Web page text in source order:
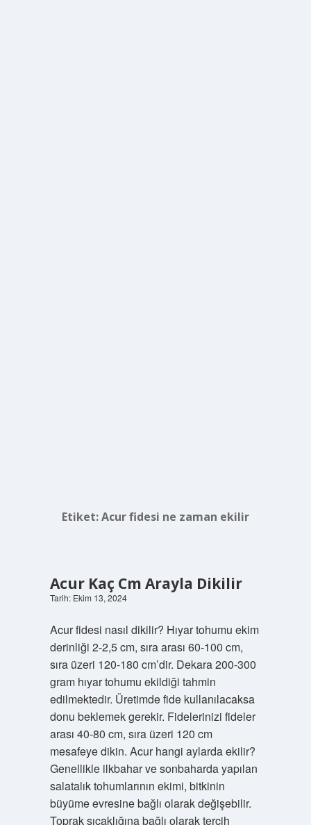
Etiket:Acur fidesi ne zaman ekilir
Acur Kaç Cm Arayla Dikilir
Tarih: Ekim 13, 2024
Acur fidesi nasıl dikilir? Hıyar tohumu ekim
derinliği 2-2,5 cm, sıra arası 60-100 cm,
sıra üzeri 120-180 cm’dir. Dekara 200-300
gram hıyar tohumu ekildiği tahmin
edilmektedir. Üretimde fide kullanılacaksa
donu beklemek gerekir. Fidelerinizi fideler
arası 40-80 cm, sıra üzeri 120 cm
mesafeye dikin. Acur hangi aylarda ekilir?
Genellikle ilkbahar ve sonbaharda yapılan
salatalık tohumlarının ekimi, bitkinin
büyüme evresine bağlı olarak değişebilir.
Toprak sıcaklığına bağlı olarak tercih